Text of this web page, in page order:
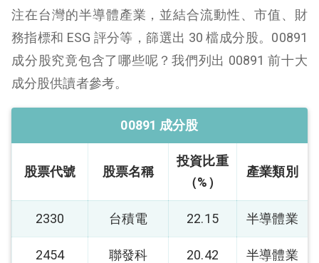
注在台灣的半導體產業，並結合流動性、市值、財
務指標和 ESG 評分等，篩選出 30 檔成分股。00891
成分股究竟包含了哪些呢？我們列出 00891 前十大
成分股供讀者參考。
00891 成分股
股票代號 股票名稱
投資比重
（%）
產業類別
2330 台積電 22.15 半導體業
2454 聯發科 20.42 半導體業